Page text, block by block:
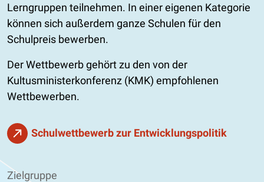
Lerngruppen teilnehmen. In einer eigenen Kategorie
können sich außerdem ganze Schulen für den
Schulpreis bewerben.
Der Wettbewerb gehört zu den von der
Kultusministerkonferenz (KMK) empfohlenen
Wettbewerben.
Schulwettbewerb zur Entwicklungspolitik
Zielgruppe